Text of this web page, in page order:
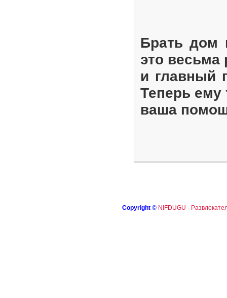
Брать дом
это весьма
и главный
Теперь ему
ваша
Copyright © NIFDUGU -